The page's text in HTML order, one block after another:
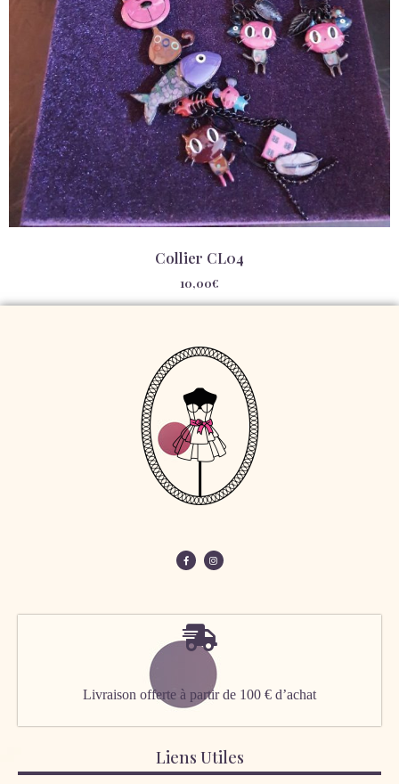
Collier CL04
10,00€
Livraison offerte à partir de 100 € d’achat
Liens Utiles